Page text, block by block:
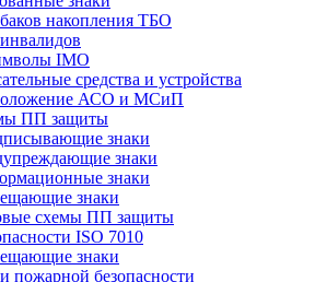
накопления ТБО
IMO
средства и устройства
АСО и МСиП
ПП защиты
знаки
знаки
знаки
знаки
схемы ПП защиты
ISO 7010
знаки
пожарной безопасности